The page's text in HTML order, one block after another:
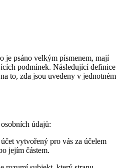
je psáno velkým písmenem, mají
podmínek. Následující definice
to, zda jsou uvedeny v jednotném
údajů:
vytvořený pro vás za účelem
jejím částem.